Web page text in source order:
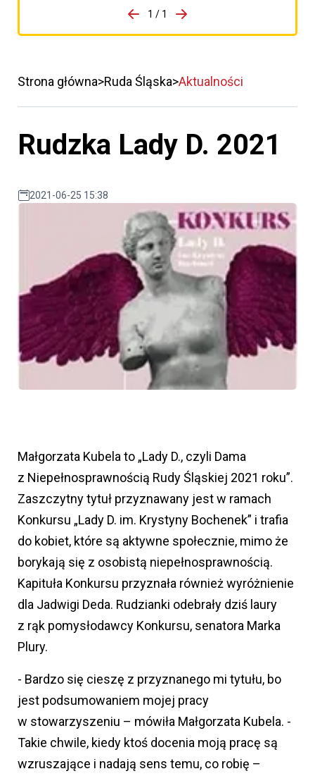
porzpedniego komunikatu
1 / 1
Przejdź do następnego
Strona główna Ruda Śląska Aktualności
Rudzka Lady D. 2021
2021-06-25 15:38
Małgorzata Kubela to „Lady D., czyli Dama
z Niepełnosprawnością Rudy Śląskiej 2021 roku”.
Zaszczytny tytuł przyznawany jest w ramach
Konkursu „Lady D. im. Krystyny Bochenek” i trafia
do kobiet, które są aktywne społecznie, mimo że
borykają się z osobistą niepełnosprawnością.
Kapituła Konkursu przyznała również wyróżnienie
dla Jadwigi Deda. Rudzianki odebrały dziś laury
z rąk pomysłodawcy Konkursu, senatora Marka
Plury.
- Bardzo się cieszę z przyznanego mi tytułu, bo
jest podsumowaniem mojej pracy
w stowarzyszeniu – mówiła Małgorzata Kubela. -
Takie chwile, kiedy ktoś docenia moją pracę są
wzruszające i nadają sens temu, co robię –